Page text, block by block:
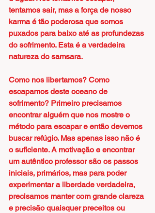
tentamos sair, mas a força de nosso
karma é tão poderosa que somos
puxados para baixo até as profundezas
do sofrimento. Esta é a verdadeira
natureza do samsara.
Como nos libertamos? Como
escapamos deste oceano de
sofrimento? Primeiro precisamos
encontrar alguém que nos mostre o
método para escapar e então devemos
buscar refúgio. Mas apenas isso não é
o suficiente. A motivação e encontrar
um autêntico professor são os passos
iniciais, primários, mas para poder
experimentar a liberdade verdadeira,
precisamos manter com grande clareza
e precisão quaisquer preceitos ou